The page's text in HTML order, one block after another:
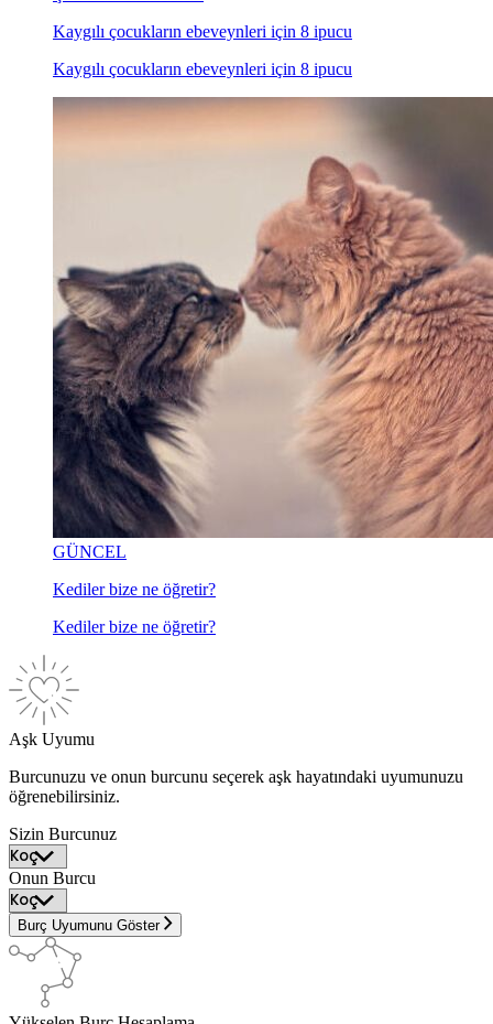
Kaygılı çocukların ebeveynleri için 8 ipucu
Kaygılı çocukların ebeveynleri için 8 ipucu
GÜNCEL
Kediler bize ne öğretir?
Kediler bize ne öğretir?
Aşk Uyumu
Burcunuzu ve onun burcunu seçerek aşk hayatındaki uyumunuzu
öğrenebilirsiniz.
Sizin Burcunuz
Onun Burcu
Burç Uyumunu Göster